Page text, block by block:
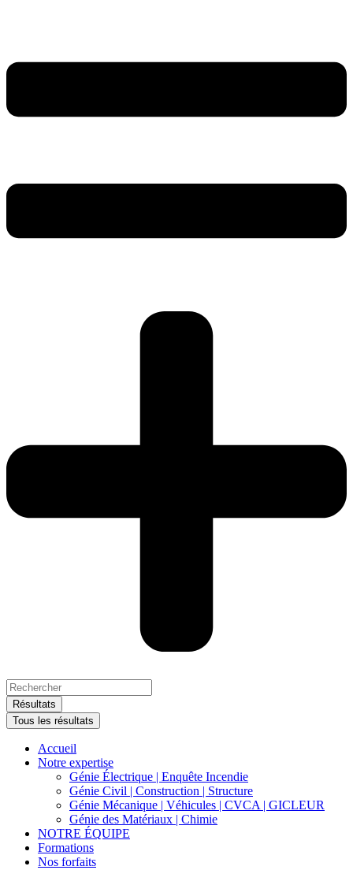
Search
...Résultats
Tous les résultats
Accueil
Notre expertise
Génie Électrique | Enquête Incendie
Génie Civil | Construction | Structure
Génie Mécanique | Véhicules | CVCA | GICLEUR
Génie des Matériaux | Chimie
NOTRE ÉQUIPE
Formations
Nos forfaits